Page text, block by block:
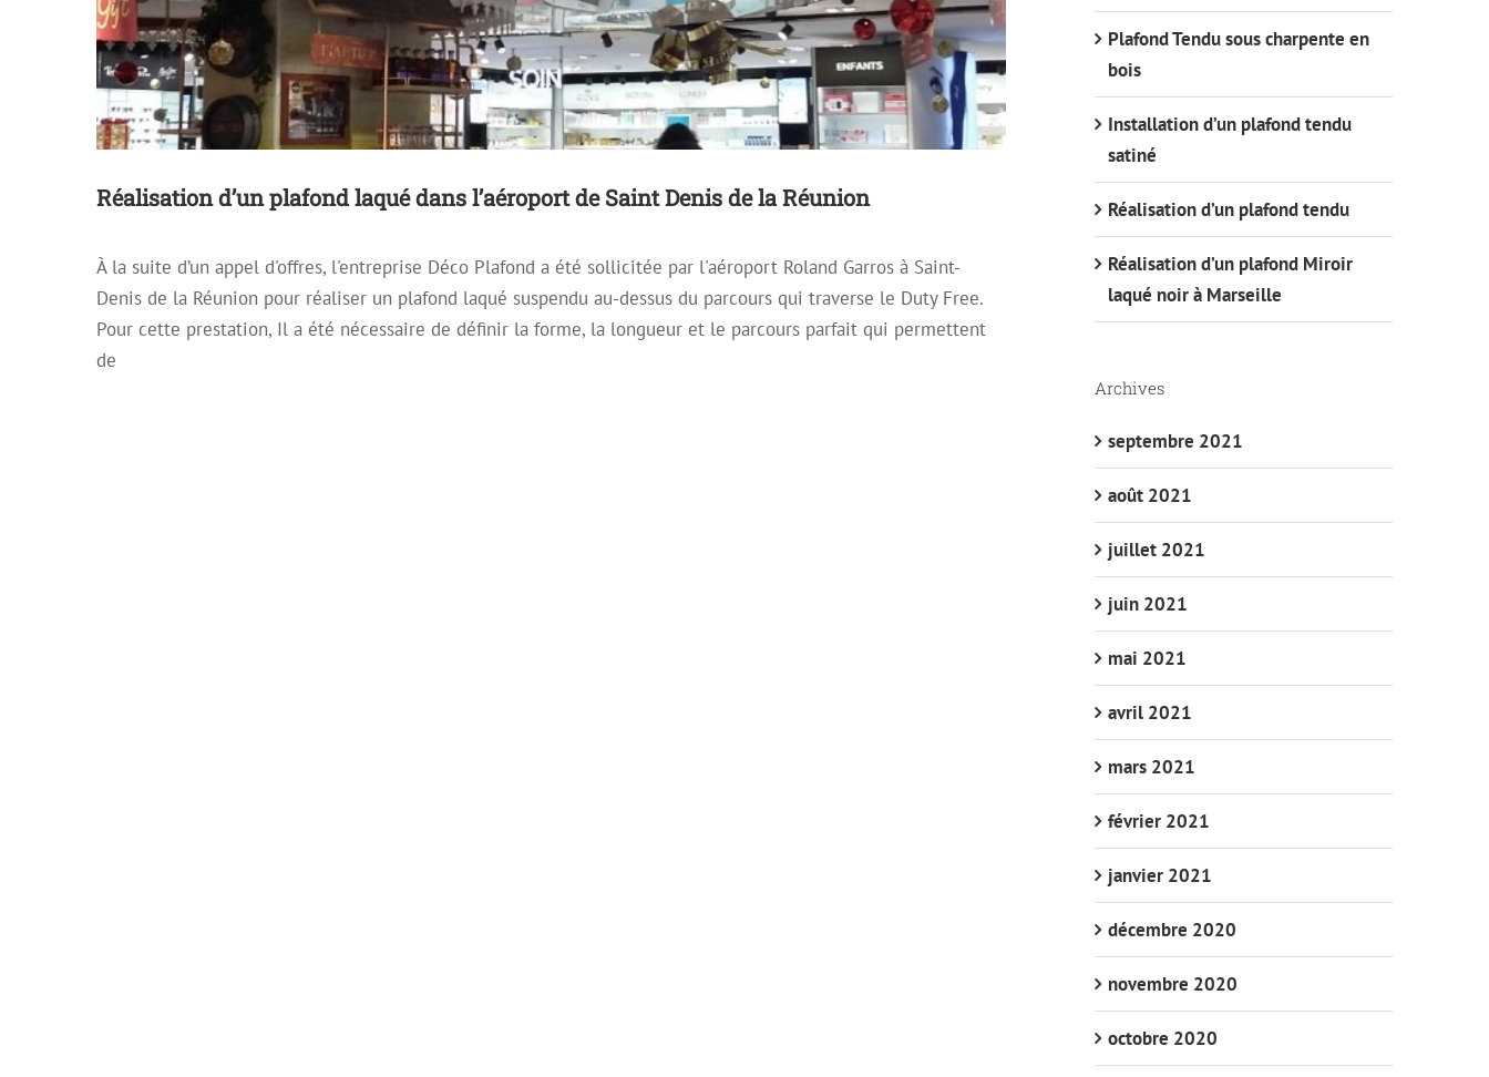
Réalisation d’un plafond laqué dans l’aéroport de Saint Denis de la Réunion
À la suite d’un appel d'offres, l'entreprise Déco Plafond a été sollicitée par l'aéroport Roland Garros à Saint-
Denis de la Réunion pour réaliser un plafond laqué suspendu au-dessus du parcours qui traverse le Duty Free.
Pour cette prestation, Il a été nécessaire de définir la forme, la longueur et le parcours parfait qui permettent
de
Plafond Tendu sous charpente en
bois
Installation d’un plafond tendu
satiné
Réalisation d’un plafond tendu
Réalisation d’un plafond Miroir
laqué noir à Marseille
Archives
septembre 2021
août 2021
juillet 2021
juin 2021
mai 2021
avril 2021
mars 2021
février 2021
janvier 2021
décembre 2020
novembre 2020
octobre 2020